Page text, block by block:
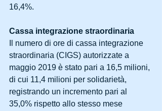
16,4%.
Cassa integrazione straordinaria
Il numero di ore di cassa integrazione
straordinaria (CIGS) autorizzate a
maggio 2019 è stato pari a 16,5 milioni,
di cui 11,4 milioni per solidarietà,
registrando un incremento pari al
35,0% rispetto allo stesso mese